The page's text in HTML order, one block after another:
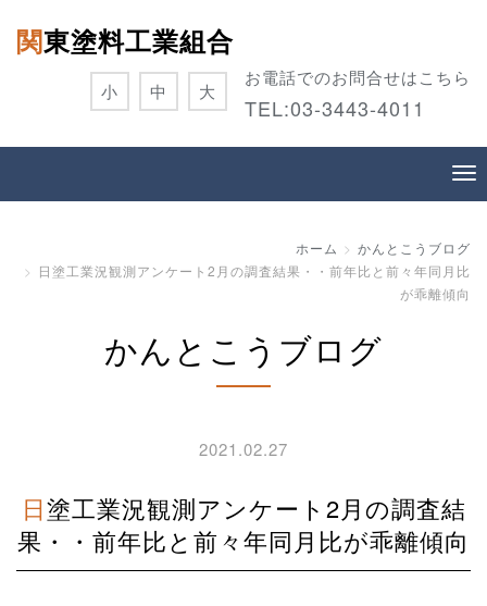
関東塗料工業組合
お電話でのお問合せはこちら
TEL:03-3443-4011
小 中 大
ホーム
かんとこうブログ
日塗工業況観測アンケート2月の調査結果・・前年比と前々年同月比
が乖離傾向
かんとこうブログ
2021.02.27
日塗工業況観測アンケート2月の調査結
果・・前年比と前々年同月比が乖離傾向